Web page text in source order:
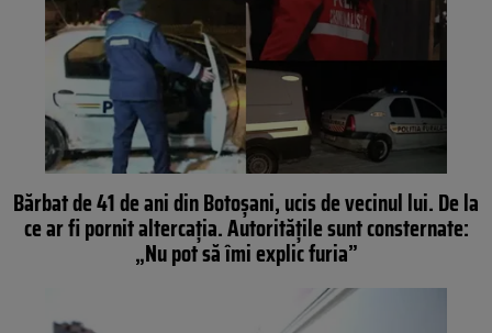
Bărbat de 41 de ani din Botoșani, ucis de vecinul lui. De la
ce ar fi pornit altercația. Autoritățile sunt consternate:
„Nu pot să îmi explic furia”